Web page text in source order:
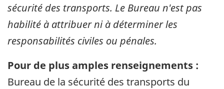
sécurité des transports. Le Bureau n'est pas
habilité à attribuer ni à déterminer les
responsabilités civiles ou pénales.
Pour de plus amples renseignements :
Bureau de la sécurité des transports du